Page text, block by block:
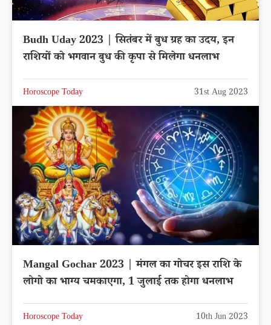
Budh Uday 2023 | सितंबर में बुध ग्रह का उदय, इन
राशियों को भगवान बुध की कृपा से मिलेगा धनलाभ
Horoscope Today 31st Aug 2023
Mangal Gochar 2023 | मंगल का गोचर इस राशि के
लोगो का भाग्य चमकाएगा, 1 जुलाई तक होगा धनलाभ
Horoscope Today 10th Jun 2023